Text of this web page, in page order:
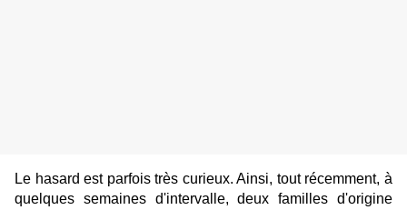
Le hasard est parfois très curieux. Ainsi, tout récemment, à
quelques semaines d'intervalle, deux familles d'origine